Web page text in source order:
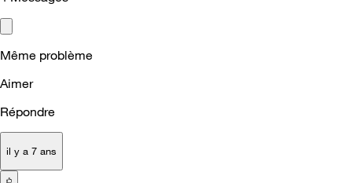
Même problème
Aimer
Répondre
il y a 7 ans